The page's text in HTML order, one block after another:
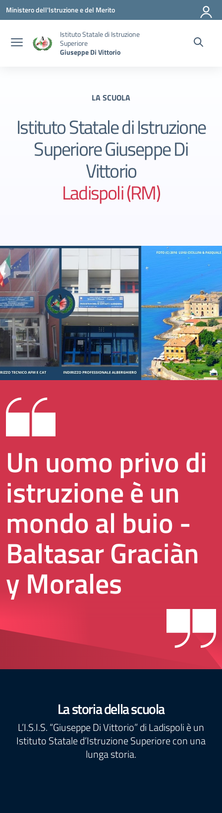
Vai ai contenuti
Vai al menu di navigazione
Vai al footer
Ministero dell'Istruzione e del Merito
Istituto Statale di Istruzione
Superiore
Giuseppe Di Vittorio
LA SCUOLA
Istituto Statale di Istruzione
Superiore Giuseppe Di
Vittorio
Ladispoli (RM)
Un uomo privo di
istruzione è un
mondo al buio -
Baltasar Graciàn
y Morales
La storia della scuola
L’I.S.I.S. “Giuseppe Di Vittorio” di Ladispoli è un
Istituto Statale d’Istruzione Superiore con una
lunga storia.